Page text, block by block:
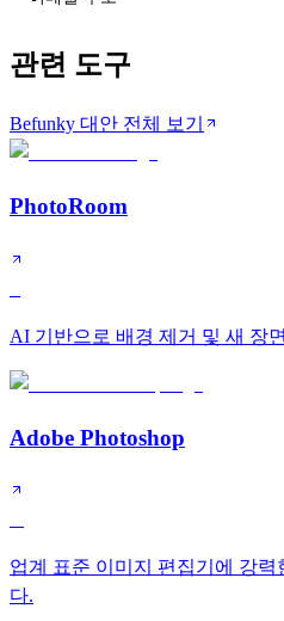
관련 도구
Befunky 대안 전체 보기
PhotoRoom
AI 기반으로 배경 제거 및 새 장
Adobe Photoshop
업계 표준 이미지 편집기에 강력
다.